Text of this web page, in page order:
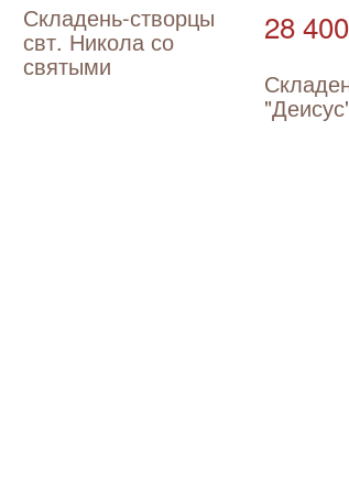
Складень-створцы
свт. Никола со
святыми
28